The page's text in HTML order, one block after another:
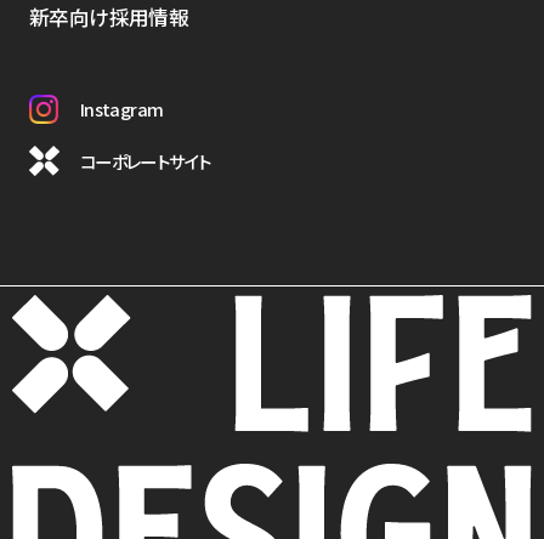
新卒向け採用情報
Instagram
コーポレートサイト